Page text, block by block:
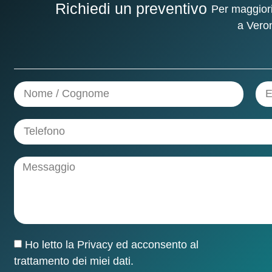
Per
a
Richiedi un preventivo
Ho letto la Privacy ed acconsento al
trattamento dei miei dati.